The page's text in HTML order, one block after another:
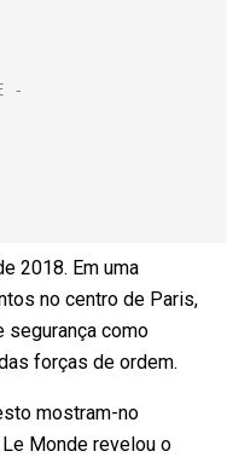
2018. Em uma
no centro de Paris,
segurança como
forças de ordem.
mostram-no
Monde revelou o